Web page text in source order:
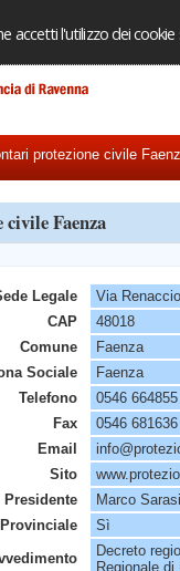
accetti l'utilizzo dei
protezione civile
Faenza
Legale
Via
CAP
48018
Comune
Faenza
Sociale
Faenza
Telefono
0546
Fax
0546 681636
Email
Sito
Presidente
Marco
Sì
Decreto
Regionale